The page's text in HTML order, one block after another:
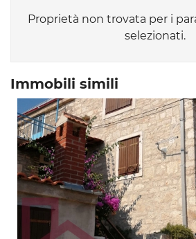
Proprietà non trovata per i
selezionati.
Immobili simili